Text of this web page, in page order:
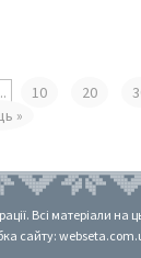
10 20
»
Всі матеріали
сайту: